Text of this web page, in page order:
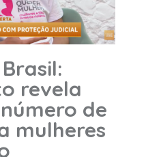
revela
de
mulheres